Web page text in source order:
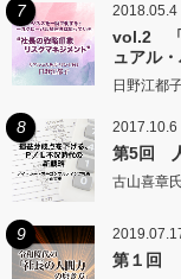
7 2018.05.4
vol.2 「
ュアル
日野江都
8 2017.10.6
第5回
古山喜章
9
第１回